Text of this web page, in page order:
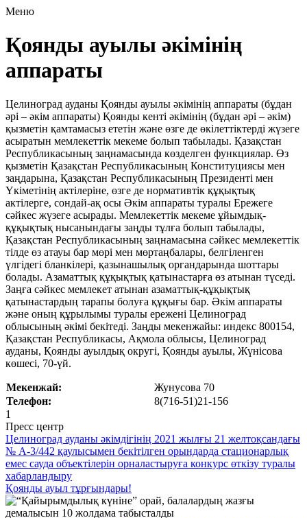
Меню
Қоянды ауылы әкімінің
аппараты
Целиноград ауданы Қоянды ауылы әкімінің аппараты (бұдан
әрі – әкім аппараты) Қоянды кенті әкімінің (бұдан әрі – әкім)
қызметін қамтамасыз ететін және өзге де өкілеттіктерді жүзеге
асыратын мемлекеттік мекеме болып табылады. Қазақстан
Республикасының заңнамасында көзделген функциялар. Өз
қызметін Қазақстан Республикасының Конституциясы мен
заңдарына, Қазақстан Республикасының Президенті мен
Үкіметінің актілеріне, өзге де нормативтік құқықтық
актілерге, сондай-ақ осы Әкім аппараты туралы Ережеге
сәйкес жүзеге асырады. Мемлекеттік мекеме ұйымдық-
құқықтық нысанындағы заңды тұлға болып табылады,
Қазақстан Республикасының заңнамасына сәйкес мемлекеттік
тілде өз атауы бар мөрі мен мөртаңбалары, белгіленген
үлгідегі бланкілері, қазынашылық органдарында шоттары
болады. Азаматтық құқықтық қатынастарға өз атынан түседі.
Заңға сәйкес мемлекет атынан азаматтық-құқықтық
қатынастардың тарапы болуға құқығы бар. Әкім аппараты
және оның құрылымы туралы ережені Целиноград
облысының әкімі бекітеді. Заңды мекенжайы: индекс 800154,
Қазақстан Республикасы, Ақмола облысы, Целиноград
ауданы, Қоянды ауылдық округі, Қоянды ауылы, Жүнісова
көшесі, 70-үй.
Мекенжай:
Жунусова 70
Телефон:
8(716-51)21-156
1
Пресс центр
Целиноград ауданы әкімдігінің 2021 жылғы 21 желтоқсандағы
№ А-3/442 қаулысымен бекітілген орындарда стационарлық
емес сауда объектілерін орналастыруға конкурс өткізу туралы
хабарландыру
Қоянды ауыл тұрғындары!